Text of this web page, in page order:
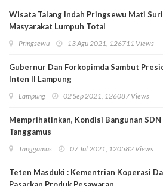
Wisata Talang Indah Pringsewu Mati
Masyarakat Lumpuh Total
Pringsewu 13 Agu 2021, 126711 Views
Gubernur Dan Forkopimda Sambut
Inten II Lampung
Lampung 02 Sep 2021, 126087 Views
Memprihatinkan, Kondisi Bangunan SDN
Tanggamus
Tanggamus 07 Jul 2021, 120582 Views
Teten Masduki : Kementrian Koperasi